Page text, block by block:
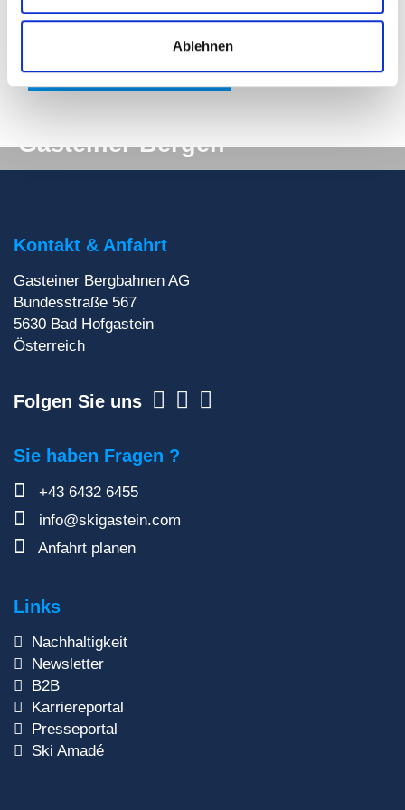
Ablehnen
Klettersteige und Co. immer bestens informiert.
Urlaubsinfos sichern
Gasteiner Bergen
Postfach!
Zur Newsletteranmeldung
Kontakt & Anfahrt
Gasteiner Bergbahnen AG
Bundesstraße 567
5630 Bad Hofgastein
Österreich
Folgen Sie uns
Sie haben Fragen ?
+43 6432 6455
info@skigastein.com
Anfahrt planen
Links
Nachhaltigkeit
Newsletter
B2B
Karriereportal
Presseportal
Ski Amadé